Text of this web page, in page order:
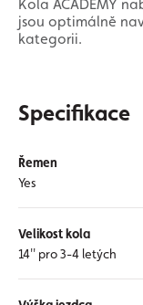
Kola ACADEMY
jsou optimálně
kategorii.
Specifikace
Řemen
Yes
Velikost kola
14'' pro 3-4 letých